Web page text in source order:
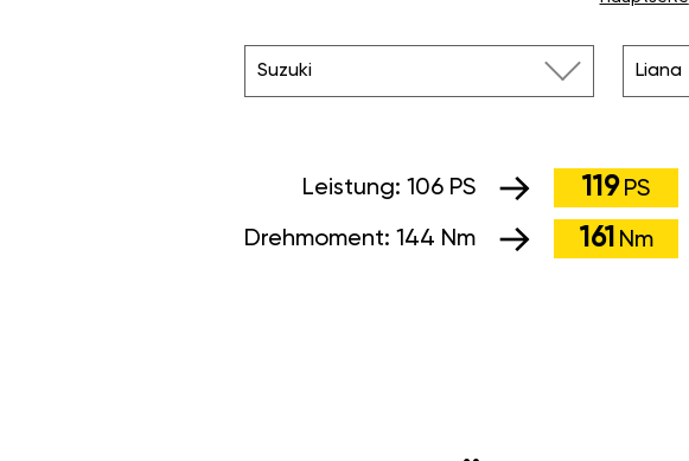
Suzuki Liana
Leistung: 106 PS 119 PS
Drehmoment: 144 Nm 161 Nm